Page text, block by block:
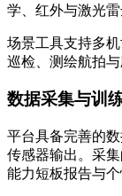
学、红外与激光雷
场景工具支持多
巡检、测绘航拍
数据采集与训
平台具备完善的
传感器输出。采
能力短板报告与个